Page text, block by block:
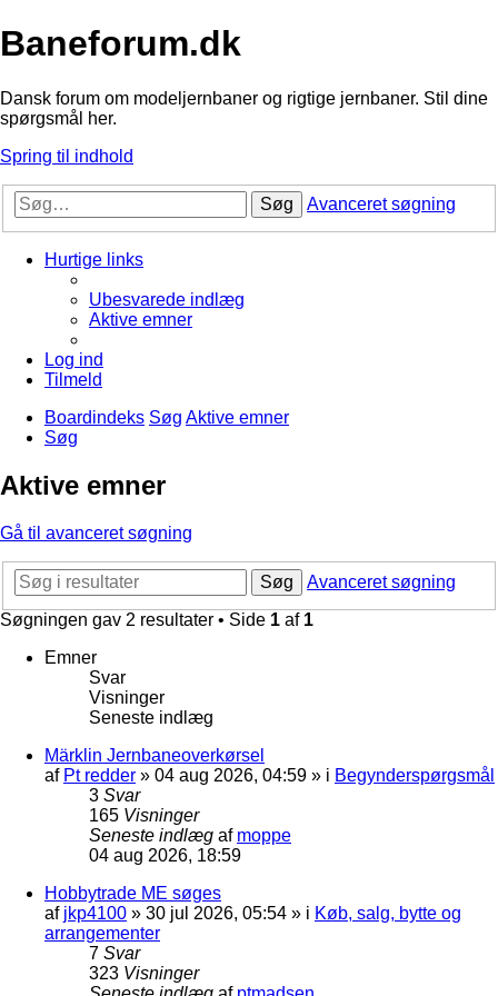
Baneforum.dk
Dansk forum om modeljernbaner og rigtige jernbaner. Stil dine
spørgsmål her.
Spring til indhold
Søg Avanceret søgning
Hurtige links
Ubesvarede indlæg
Aktive emner
Log ind
Tilmeld
Boardindeks Søg Aktive emner
Søg
Aktive emner
Gå til avanceret søgning
Søg
Avanceret søgning
Søgningen gav 2 resultater • Side 1 af 1
Emner
Svar
Visninger
Seneste indlæg
Märklin Jernbaneoverkørsel
af Pt redder » 04 aug 2026, 04:59 » i Begynderspørgsmål
3 Svar
165 Visninger
Seneste indlæg af moppe
04 aug 2026, 18:59
Hobbytrade ME søges
af jkp4100 » 30 jul 2026, 05:54 » i Køb, salg, bytte og
arrangementer
7 Svar
323 Visninger